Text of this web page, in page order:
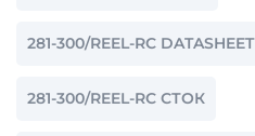
281-300/REEL-RC DATASHEET
281-300/REEL-RC СТОК